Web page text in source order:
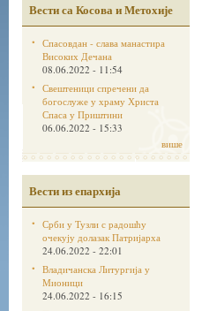
Вести са Косова и Метохије
Спасовдан - слава манастира
Високих Дечана
08.06.2022 - 11:54
Свештеници спречени да
богослуже у храму Христа
Спаса у Приштини
06.06.2022 - 15:33
више
Вести из епархија
Срби у Тузли с радошћу
очекују долазак Патријарха
24.06.2022 - 22:01
Владичанска Литургија у
Мионици
24.06.2022 - 16:15